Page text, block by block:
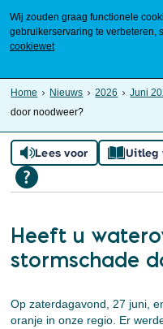
Wij zouden graag functionele
gebruikerservaring te verbeteren,
cookiewet
Home Nieuws 2026 Juni
door noodweer?
Lees voor Uitleg
Heeft u
stormschade
Op zaterdagavond, 27 juni,
oranje in onze regio. Er